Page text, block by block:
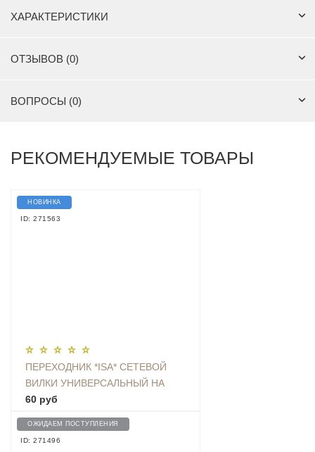
ХАРАКТЕРИСТИКИ
ОТЗЫВОВ (0)
ВОПРОСЫ (0)
РЕКОМЕНДУЕМЫЕ ТОВАРЫ
НОВИНКА
ID: 271563
ПЕРЕХОДНИК *ISA* СЕТЕВОЙ
ВИЛКИ УНИВЕРСАЛЬНЫЙ НА
ЕВРО С ЗАЗЕМЛЕНИЕМ KT-168
60 руб
ОЖИДАЕМ ПОСТУПЛЕНИЯ
ID: 271496